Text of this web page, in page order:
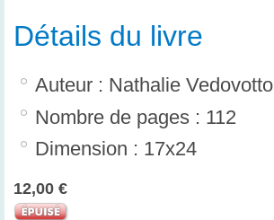
Détails du livre
Auteur : Nathalie Vedovotto
Nombre de pages : 112
Dimension : 17x24
12,00 €